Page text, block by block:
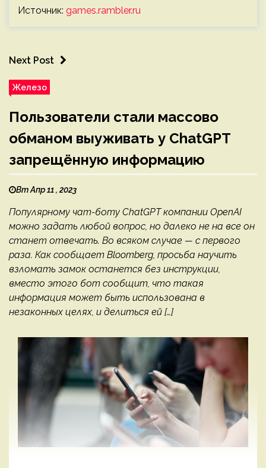
Источник: games.rambler.ru
Next Post
Железо
Пользователи стали массово
обманом выуживать у ChatGPT
запрещённую информацию
Вт Апр 11 , 2023
Популярному чат-боту ChatGPT компании OpenAI
можно задать любой вопрос, но далеко не на все он
станет отвечать. Во всяком случае — с первого
раза. Как сообщает Bloomberg, просьба научить
взломать замок останется без инструкции,
вместо этого бот сообщит, что такая
информация может быть использована в
незаконных целях, и делиться ей […]